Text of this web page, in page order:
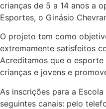
crianças de 5 a 14 anos a
Esportes, o Ginásio
O projeto tem como
extremamente satisfeitos
Acreditamos que o
crianças e jovens e
As inscrições para a
seguintes canais: pelo